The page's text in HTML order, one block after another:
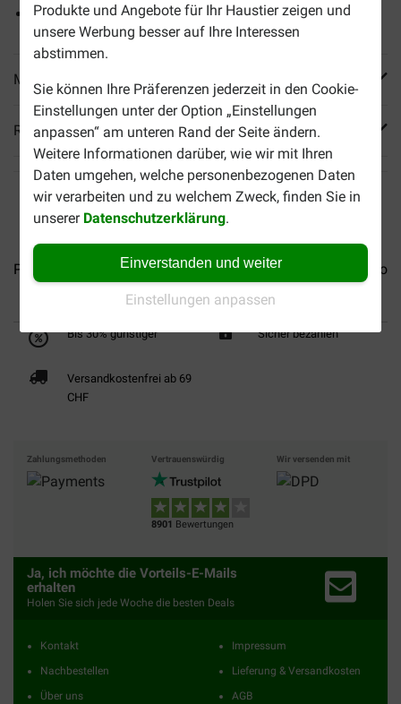
Produkte und Angebote für Ihr Haustier zeigen und
unsere Werbung besser auf Ihre Interessen
abstimmen.
Sie können Ihre Präferenzen jederzeit in den Cookie-
Einstellungen unter der Option „Einstellungen
anpassen“ am unteren Rand der Seite ändern.
Weitere Informationen darüber, wie wir mit Ihren
Daten umgehen, welche personenbezogenen Daten
wir verarbeiten und zu welchem Zweck, finden Sie in
unserer Datenschutzerklärung.
Einverstanden und weiter
Einstellungen anpassen
Alle notwendigen Nährstoffe in der richtigen Menge
Mehr Produktinfos
Reviews
Pro Plan Adult Delicate... Pro Plan Sterilised Adult... Pro
Bis 30% günstiger Sicher bezahlen
Versandkostenfrei ab 69
CHF
Zahlungsmethoden Vertrauenswürdig
8901 Bewertungen
Wir versenden mit
Ja, ich möchte die Vorteils-E-Mails
erhalten
Holen Sie sich jede Woche die besten Deals
Kontakt
Nachbestellen
Über uns
Impressum
Lieferung & Versandkosten
AGB